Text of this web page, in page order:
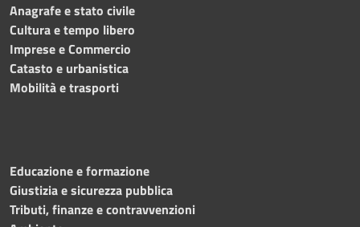
Anagrafe e stato civile
Cultura e tempo libero
Imprese e Commercio
Catasto e urbanistica
Mobilità e trasporti
Educazione e formazione
Giustizia e sicurezza pubblica
Tributi, finanze e contravvenzioni